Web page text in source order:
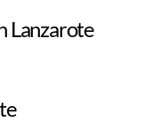
Lanzarote